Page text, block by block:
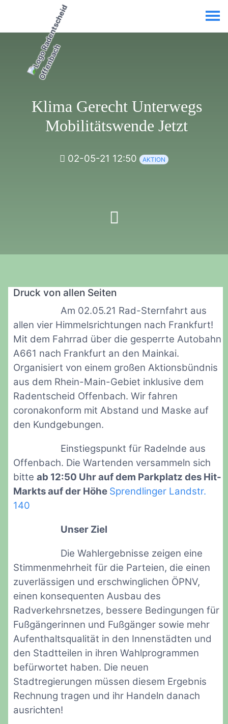
Klima Gerecht Unterwegs
Mobilitätswende Jetzt
02-05-21 12:50 AKTION
Druck von allen Seiten
Am 02.05.21 Rad-Sternfahrt aus
allen vier Himmelsrichtungen nach Frankfurt!
Mit dem Fahrrad über die gesperrte Autobahn
A661 nach Frankfurt an den Mainkai.
Organisiert von einem großen Aktionsbündnis
aus dem Rhein-Main-Gebiet inklusive dem
Radentscheid Offenbach. Wir fahren
coronakonform mit Abstand und Maske auf
den Kundgebungen.
Einstiegspunkt für Radelnde aus
Offenbach. Die Wartenden versammeln sich
bitte ab 12:50 Uhr auf dem Parkplatz des Hit-
Markts auf der Höhe Sprendlinger Landstr.
140
Unser Ziel
Die Wahlergebnisse zeigen eine
Stimmenmehrheit für die Parteien, die einen
zuverlässigen und erschwinglichen ÖPNV,
einen konsequenten Ausbau des
Radverkehrsnetzes, bessere Bedingungen für
Fußgängerinnen und Fußgänger sowie mehr
Aufenthaltsqualität in den Innenstädten und
den Stadtteilen in ihren Wahlprogrammen
befürwortet haben. Die neuen
Stadtregierungen müssen diesem Ergebnis
Rechnung tragen und ihr Handeln danach
ausrichten!